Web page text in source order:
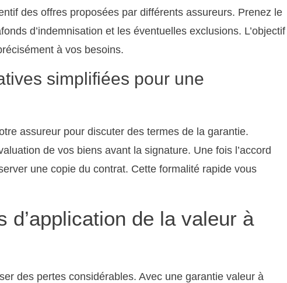
des offres proposées par différents assureurs. Prenez le
d’indemnisation et les éventuelles exclusions. L’objectif
à vos besoins.
simplifiées pour une
assureur pour discuter des termes de la garantie.
de vos biens avant la signature. Une fois l’accord
une copie du contrat. Cette formalité rapide vous
d’application de la valeur à
des pertes considérables. Avec une garantie valeur à